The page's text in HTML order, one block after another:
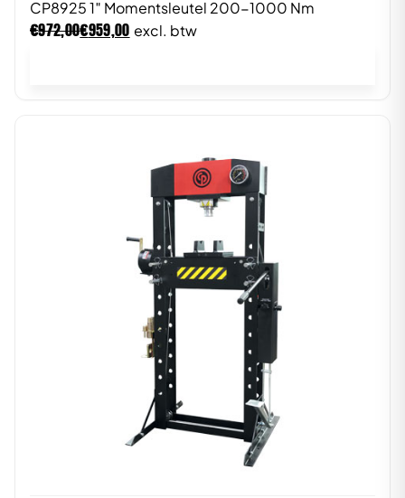
CP8925 1″ Momentsleutel 200-1000 Nm
€972,00€959,00 excl. btw